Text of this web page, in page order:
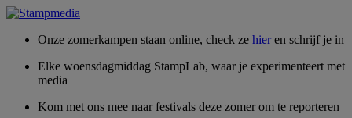
Onze zomerkampen staan online, check ze hieren schrijf je in
Elke woensdagmiddag StampLab, waar je experimenteert met
media
Kom met ons mee naar festivals deze zomer om te reporteren